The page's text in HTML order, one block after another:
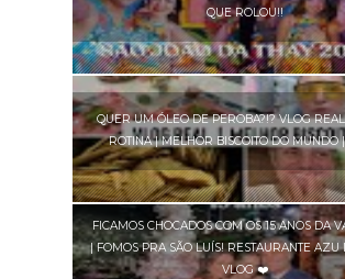
QUE ROLOU!!
QUER UM ÓLEO DE PEROBA?!? VLOG
ROTINA | MELHOR BISCOITO DO MUNDO
FICAMOS CHOCADOS COM OS 15 ANOS DA
| FOMOS PRA SÃO LUÍS! RESTAURANTE AZU
VLOG ❤️